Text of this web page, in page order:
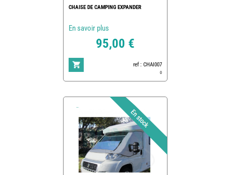
CHAISE DE CAMPING EXPANDER
En savoir plus
95,00 €
ref : CHAI007
0